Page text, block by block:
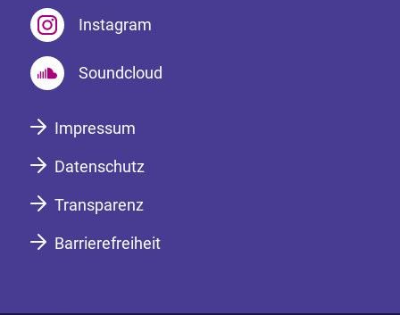
Instagram
Soundcloud
Impressum
Datenschutz
Transparenz
Barrierefreiheit